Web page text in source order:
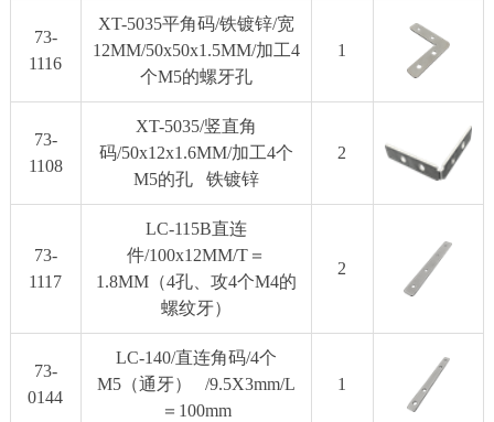
73-
1116
XT-5035平角码/铁镀锌/宽
12MM/50x50x1.5MM/加工4
个M5的螺牙孔
1
73-
1108
XT-5035/竖直角
码/50x12x1.6MM/加工4个
M5的孔 铁镀锌
2
73-
1117
LC-115B直连
件/100x12MM/T＝
1.8MM（4孔、攻4个M4的
螺纹牙）
2
73-
0144
LC-140/直连角码/4个
M5（通牙） /9.5X3mm/L
＝100mm
1